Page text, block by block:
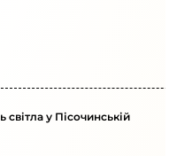
у Пісочинській